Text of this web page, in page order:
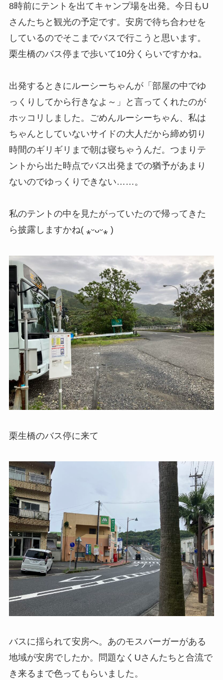
8時前にテントを出てキャンプ場を出発。今日もU
さんたちと観光の予定です。安房で待ち合わせを
しているのでそこまでバスで行こうと思います。
栗生橋のバス停まで歩いて10分くらいですかね。
出発するときにルーシーちゃんが「部屋の中でゆ
っくりしてから行きなよ～」と言ってくれたのが
ホッコリしました。ごめんルーシーちゃん、私は
ちゃんとしていないサイドの大人だから締め切り
時間のギリギリまで朝は寝ちゃうんだ。つまりテ
ントから出た時点でバス出発までの猶予があまり
ないのでゆっくりできない……。
私のテントの中を見たがっていたので帰ってきた
ら披露しますかね( ⁎ᵕᴗᵕ⁎ )
栗生橋のバス停に来て
バスに揺られて安房へ。あのモスバーガーがある
地域が安房でしたか。問題なくUさんたちと合流で
き来るまで色ってもらいました。